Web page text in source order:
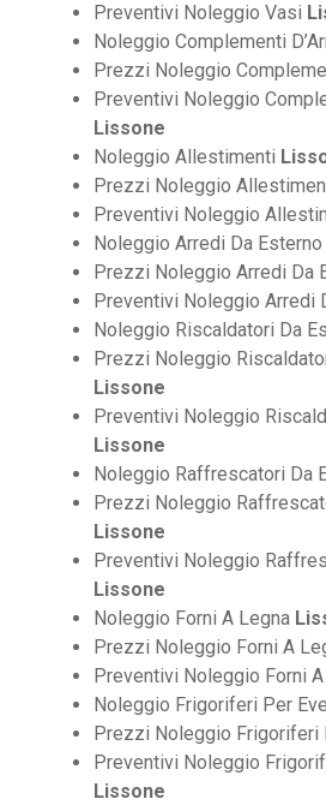
Preventivi Noleggio Vasi
Noleggio Complementi
Prezzi Noleggio
Preventivi Noleggio
Lissone
Noleggio Allestimenti
Prezzi Noleggio
Preventivi Noleggio
Noleggio Arredi Da Esterno
Prezzi Noleggio Arredi Da
Preventivi Noleggio Arredi
Noleggio Riscaldatori Da
Prezzi Noleggio
Lissone
Preventivi Noleggio
Lissone
Noleggio Raffrescatori Da
Prezzi Noleggio
Lissone
Preventivi Noleggio
Lissone
Noleggio Forni A Legna
Prezzi Noleggio Forni A
Preventivi Noleggio Forni
Noleggio Frigoriferi Per
Prezzi Noleggio Frigoriferi
Preventivi Noleggio
Lissone